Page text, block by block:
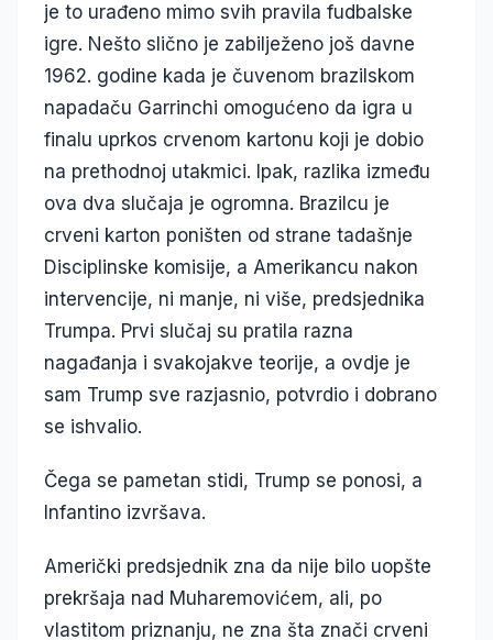
je to urađeno mimo svih pravila fudbalske
igre. Nešto slično je zabilježeno još davne
1962. godine kada je čuvenom brazilskom
napadaču Garrinchi omogućeno da igra u
finalu uprkos crvenom kartonu koji je dobio
na prethodnoj utakmici. Ipak, razlika između
ova dva slučaja je ogromna. Brazilcu je
crveni karton poništen od strane tadašnje
Disciplinske komisije, a Amerikancu nakon
intervencije, ni manje, ni više, predsjednika
Trumpa. Prvi slučaj su pratila razna
nagađanja i svakojakve teorije, a ovdje je
sam Trump sve razjasnio, potvrdio i dobrano
se ishvalio.
Čega se pametan stidi, Trump se ponosi, a
Infantino izvršava.
Američki predsjednik zna da nije bilo uopšte
prekršaja nad Muharemovićem, ali, po
vlastitom priznanju, ne zna šta znači crveni